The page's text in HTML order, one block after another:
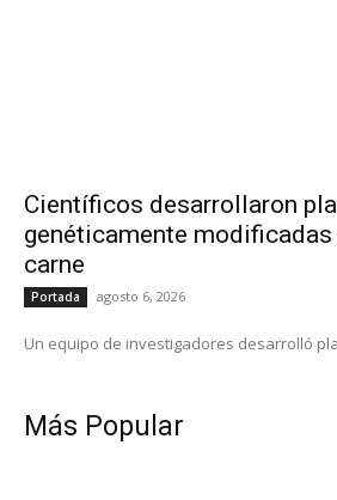
Científicos desarrollaron
genéticamente modificadas
carne
Portada agosto 6, 2026
Un equipo de investigadores desarrolló
Más Popular